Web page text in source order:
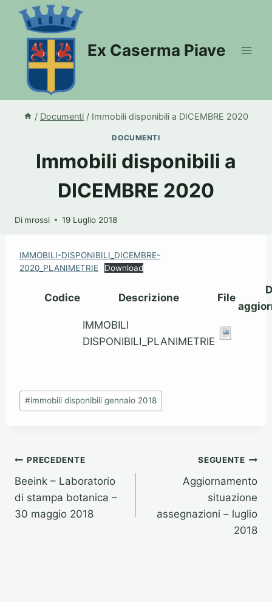
Salta
contenuto
Ex Caserma Piave
/ Documenti / Immobili disponibili a DICEMBRE 2020
DOCUMENTI
Immobili disponibili a
DICEMBRE 2020
Di mrossi 19 Luglio 2018
IMMOBILI-DISPONIBILI_DICEMBRE-
2020_PLANIMETRIE
Download
Codice Descrizione File
IMMOBILI
DISPONIBILI_PLANIMETRIE
Tag
articolo:
#immobili disponibili gennaio 2018
Navigazione
articoli
PRECEDENTE
Beeink – Laboratorio
di stampa botanica –
30 maggio 2018
SEGUENTE
Aggiornamento
situazione
assegnazioni – luglio
2018